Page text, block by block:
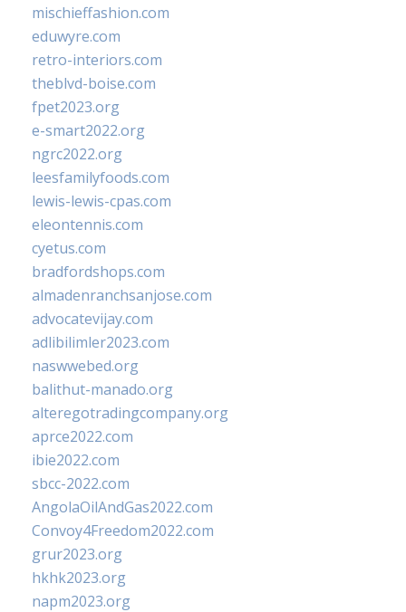
mischieffashion.com
eduwyre.com
retro-interiors.com
theblvd-boise.com
fpet2023.org
e-smart2022.org
ngrc2022.org
leesfamilyfoods.com
lewis-lewis-cpas.com
eleontennis.com
cyetus.com
bradfordshops.com
almadenranchsanjose.com
advocatevijay.com
adlibilimler2023.com
naswwebed.org
balithut-manado.org
alteregotradingcompany.org
aprce2022.com
ibie2022.com
sbcc-2022.com
AngolaOilAndGas2022.com
Convoy4Freedom2022.com
grur2023.org
hkhk2023.org
napm2023.org